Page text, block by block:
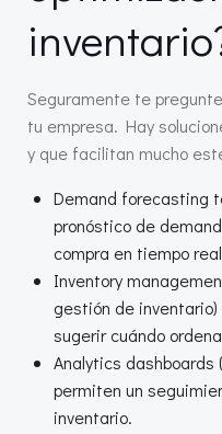
Seguramente te
tu empresa. Hay
y que facilitan mucho
Demand forecasting
pronóstico de
compra en tiempo
Inventory
gestión de
sugerir cuándo
Analytics dashboards
permiten un
inventario.